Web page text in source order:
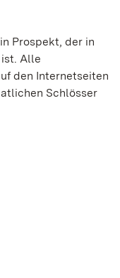
Prospekt, der in
Alle
den Internetseiten
Schlösser